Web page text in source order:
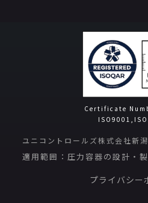
Certificate
ユニコントロールズ株式会社新
適用範囲：圧力容器の設計・
プライバシー